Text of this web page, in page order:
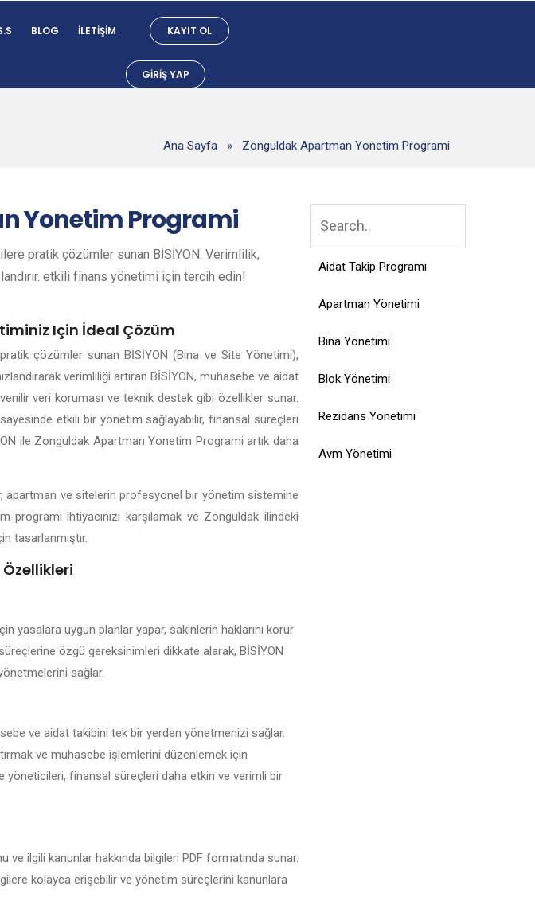
BLOG İLETIŞIM KAYIT OL
GIRIŞ YAP
Ana Sayfa » Zonguldak Apartman Yonetim Programi
Yonetim Programi
pratik çözümler sunan BİSİYON. Verimlilik,
etkili finans yönetimi için tercih edin!
Için İdeal Çözüm
çözümler sunan BİSİYON (Bina ve Site Yönetimi),
verimliliği artıran BİSİYON, muhasebe ve aidat
veri koruması ve teknik destek gibi özellikler sunar.
etkili bir yönetim sağlayabilir, finansal süreçleri
ile Zonguldak Apartman Yonetim Programi artık daha
apartman ve sitelerin profesyonel bir yönetim sistemine
ihtiyacınızı karşılamak ve Zonguldak ilindeki
tasarlanmıştır.
yasalara uygun planlar yapar, sakinlerin haklarını korur
özgü gereksinimleri dikkate alarak, BİSİYON
sağlar.
ve aidat takibini tek bir yerden yönetmenizi sağlar.
ve muhasebe işlemlerini düzenlemek için
yöneticileri, finansal süreçleri daha etkin ve verimli bir
ilgili kanunlar hakkında bilgileri PDF formatında sunar.
kolayca erişebilir ve yönetim süreçlerini kanunlara
Aidat Takip Programı
Apartman Yönetimi
Bina Yönetimi
Blok Yönetimi
Rezidans Yönetimi
Avm Yönetimi